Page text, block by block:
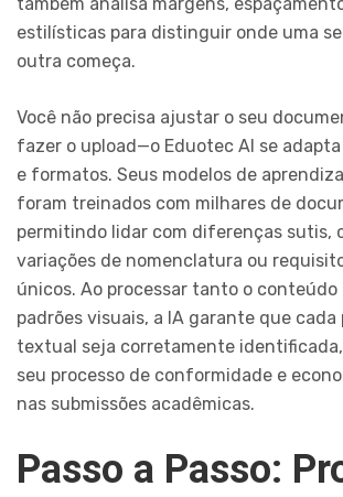
também analisa margens,
estilísticas para distinguir onde uma
outra começa.
Você não precisa ajustar o seu
fazer o upload—o Eduotec AI se
e formatos. Seus modelos de
foram treinados com milhares de
permitindo lidar com diferenças sutis,
variações de nomenclatura ou
únicos. Ao processar tanto o
padrões visuais, a IA garante que
textual seja corretamente
seu processo de conformidade e
nas submissões acadêmicas.
Passo a Passo: